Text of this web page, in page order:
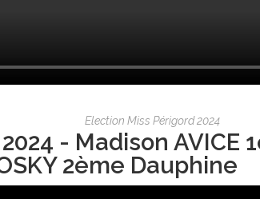
Election Miss Périgord 2024
- Madison AVICE
2ème Dauphine